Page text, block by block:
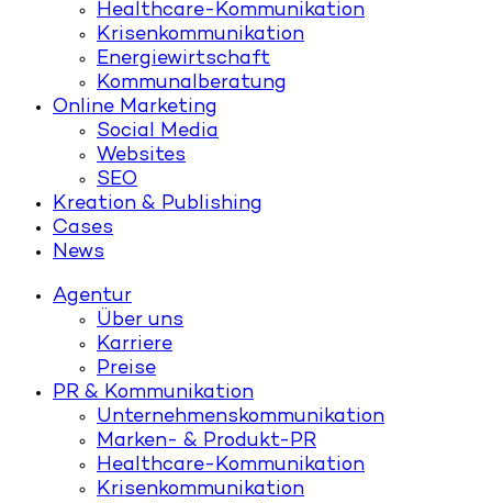
Healthcare-Kommunikation
Krisenkommunikation
Energiewirtschaft
Kommunalberatung
Online Marketing
Social Media
Websites
SEO
Kreation & Publishing
Cases
News
Agentur
Über uns
Karriere
Preise
PR & Kommunikation
Unternehmenskommunikation
Marken- & Produkt-PR
Healthcare-Kommunikation
Krisenkommunikation